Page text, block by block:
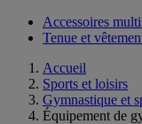
Accessoires
Tenue et
Accueil
Sports et loisirs
Gymnastique et
Équipement de